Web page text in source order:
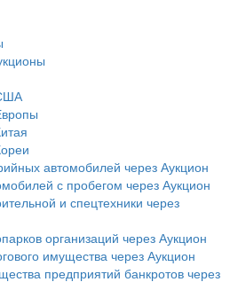
автомобилей через Аукцион
с пробегом через Аукцион
и спецтехники через
организаций через Аукцион
имущества через Аукцион
предприятий банкротов через